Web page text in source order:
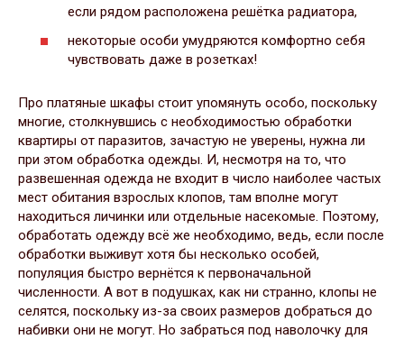
если рядом расположена решётка радиатора,
некоторые особи умудряются комфортно себя
чувствовать даже в розетках!
Про платяные шкафы стоит упомянуть особо, поскольку
многие, столкнувшись с необходимостью обработки
квартиры от паразитов, зачастую не уверены, нужна ли
при этом обработка одежды. И, несмотря на то, что
развешенная одежда не входит в число наиболее частых
мест обитания взрослых клопов, там вполне могут
находиться личинки или отдельные насекомые. Поэтому,
обработать одежду всё же необходимо, ведь, если после
обработки выживут хотя бы несколько особей,
популяция быстро вернётся к первоначальной
численности. А вот в подушках, как ни странно, клопы не
селятся, поскольку из-за своих размеров добраться до
набивки они не могут. Но забраться под наволочку для